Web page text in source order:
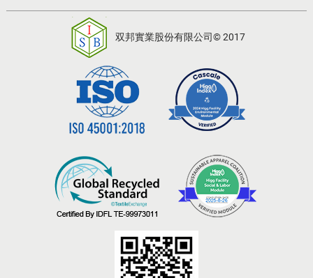
双邦實業股份有限公司© 2017